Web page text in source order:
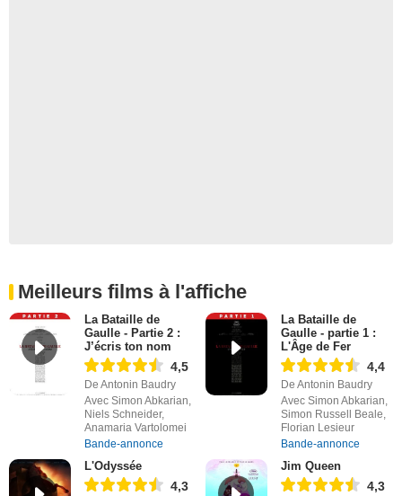
Meilleurs films à l'affiche
La Bataille de
Gaulle - Partie 2 :
J’écris ton nom
4,5
De Antonin Baudry
Avec Simon Abkarian,
Niels Schneider,
Anamaria Vartolomei
Bande-annonce
La Bataille de
Gaulle - partie 1 :
L'Âge de Fer
4,4
De Antonin Baudry
Avec Simon Abkarian,
Simon Russell Beale,
Florian Lesieur
Bande-annonce
L'Odyssée
4,3
Jim Queen
4,3